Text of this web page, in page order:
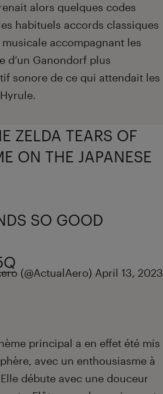
alors quelques codes
habituels accords classiques
accompagnant les
d’un Ganondorf plus
sonore de ce qui attendait les
ZELDA TEARS OF
ON THE JAPANESE
SO GOOD
(@ActualAero) April 13, 2023
principal a en effet été mis
avec un enthousiasme à
débute avec une douceur